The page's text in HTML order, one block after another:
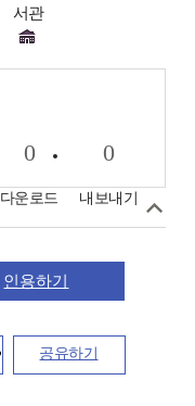
서관
0
다운로드
0
내보내기
인용하기
공유하기